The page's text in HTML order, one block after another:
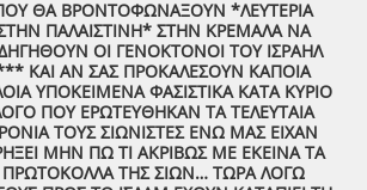
ΘΑ ΒΡΟΝΤΟΦΩΝΑΞΟΥΝ *ΛΕΥΤΕΡΙΑ
ΠΑΛΑΙΣΤΙΝΗ* ΣΤΗΝ ΚΡΕΜΑΛΑ ΝΑ
ΟΙ ΓΕΝΟΚΤΟΝΟΙ ΤΟΥ ΙΣΡΑΗΛ
ΚΑΙ ΑΝ ΣΑΣ ΠΡΟΚΑΛΕΣΟΥΝ ΚΑΠΟΙΑ
ΥΠΟΚΕΙΜΕΝΑ ΦΑΣΙΣΤΙΚΑ ΚΑΤΑ ΚΥΡΙΟ
ΠΟΥ ΕΡΩΤΕΥΘΗΚΑΝ ΤΑ ΤΕΛΕΥΤΑΙΑ
ΤΟΥΣ ΣΙΩΝΙΣΤΕΣ ΕΝΩ ΜΑΣ ΕΙΧΑΝ
ΜΗΝ ΠΩ ΤΙ ΑΚΡΙΒΩΣ ΜΕ ΕΚΕΙΝΑ ΤΑ
ΠΡΩΤΟΚΟΛΛΑ ΤΗΣ ΣΙΩΝ… ΤΩΡΑ ΛΟΓΩ